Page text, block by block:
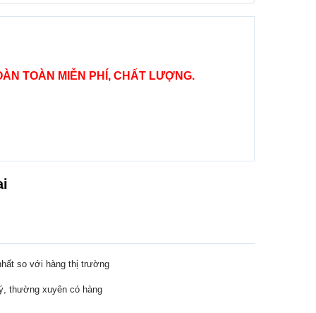
TOÀN MIỄN PHÍ, CHẤT LƯỢNG.
so với hàng thị trường
thường xuyên có hàng